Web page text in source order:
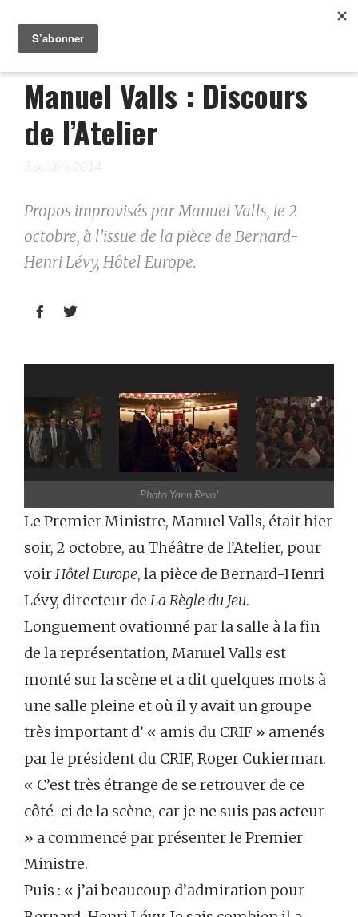
Manuel Valls : Discours
de l’Atelier
3 octobre 2014
Propos improvisés par Manuel Valls, le 2
octobre, à l’issue de la pièce de Bernard-
Henri Lévy, Hôtel Europe.
 
Photo Yann Revol
Le Premier Ministre, Manuel Valls, était hier
soir, 2 octobre, au Théâtre de l’Atelier, pour
voirHôtel Europe, la pièce de Bernard-Henri
Lévy, directeur de La Règle du Jeu.
Longuement ovationné par la salle à la fin
de la représentation, Manuel Valls est
monté sur la scène et a dit quelques mots à
une salle pleine et où il y avait un groupe
très important d’ « amis du CRIF » amenés
par le président du CRIF, Roger Cukierman.
« C’est très étrange de se retrouver de ce
côté-ci de la scène, car je ne suis pas acteur
» a commencé par présenter le Premier
Ministre.
Puis : « j’ai beaucoup d’admiration pour